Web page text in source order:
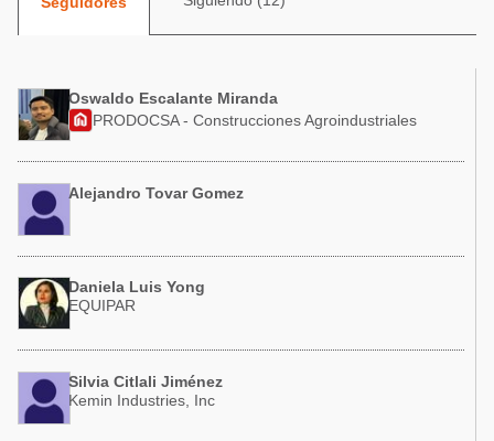
Acuacultura
Avicultura
Porcicultura
Lechería
Balanceados - Piensos
Avicultura
Ganadería
Lechería
Oswaldo Escalante Miranda
PRODOCSA - Construcciones Agroindustriales
Alejandro Tovar Gomez
Daniela Luis Yong
EQUIPAR
Silvia Citlali Jiménez
Kemin Industries, Inc